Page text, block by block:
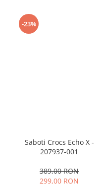
-23%
Saboti Crocs Echo X -
207937-001
389,00 RON
299,00 RON